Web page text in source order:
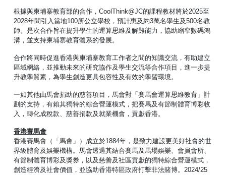
根據與柬埔寨教育部的合作，CoolThink@JC的課程教材將於2025至
2028年間引入當地100所公立學校，預計惠及約3萬名學生及500名教
師。是次合作旨在提升學生的運算思維及解難能力，協助縮窄數碼鴻
溝，並支持柬埔寨教育體系的發展。
合作將同時促進香港與柬埔寨教育工作者之間的知識交流，有助建立
區域網絡，並推動未來的研究協作及學生交流等合作項目，進一步提
升教學質素，為學生創造更具包容性及有效的學習環境。
一如其他由馬會捐助的慈善項目，馬會對「賽馬會運算思維教育」計
劃的支持，有賴其獨特的綜合營運模式，把賽馬及有節制體育博彩收
入，轉化成稅款、慈善捐款及就業機會，貢獻香港。
香港賽馬會
香港賽馬會（「馬會」）成立於1884年，是致力建設更美好社會的世
界級體育及娛樂機構。馬會透過其結合賽馬及馬場娛樂、會員會所、
有節制體育博彩及獎券，以及慈善及社區貢獻的獨特綜合營運模式，
創造經濟及社會價值，並協助香港特區政府打擊非法賭博。2024/25